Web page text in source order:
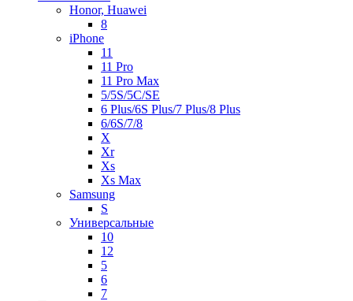
Honor, Huawei
8
iPhone
11
11 Pro
11 Pro Max
5/5S/5C/SE
6 Plus/6S Plus/7 Plus/8 Plus
6/6S/7/8
X
Xr
Xs
Xs Max
Samsung
S
Универсальные
10
12
5
6
7